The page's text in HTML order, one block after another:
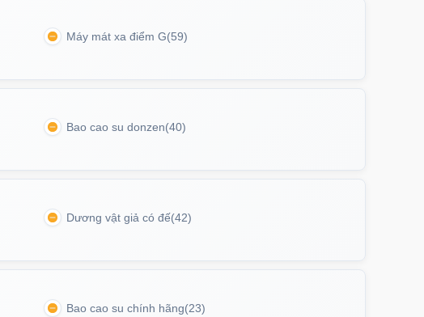
Máy mát xa điểm G(59)
Bao cao su donzen(40)
Dương vật giả có đế(42)
Bao cao su chính hãng(23)